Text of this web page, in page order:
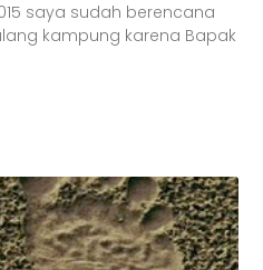
saya sudah berencana
kampung karena Bapak